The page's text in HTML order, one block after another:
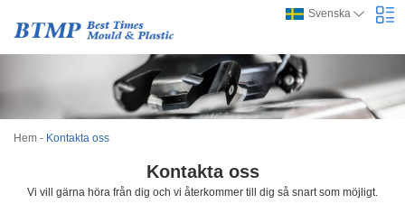
Svenska
Hem - Kontakta oss
Kontakta oss
Vi vill gärna höra från dig och vi återkommer till dig så snart som möjligt.